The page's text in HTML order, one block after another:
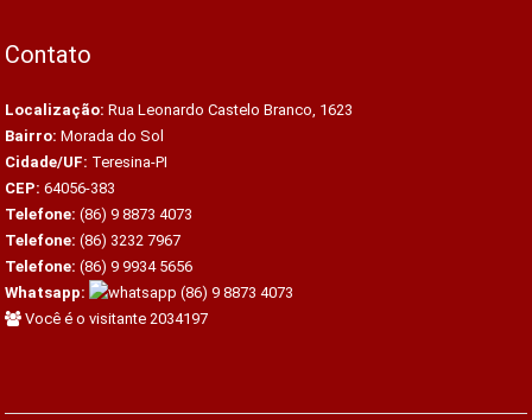
Contato
Localização: Rua Leonardo Castelo Branco, 1623
Bairro: Morada do Sol
Cidade/UF: Teresina-PI
CEP: 64056-383
Telefone: (86) 9 8873 4073
Telefone: (86) 3232 7967
Telefone: (86) 9 9934 5656
Whatsapp:
(86) 9 8873 4073
Você é o visitante 2034197